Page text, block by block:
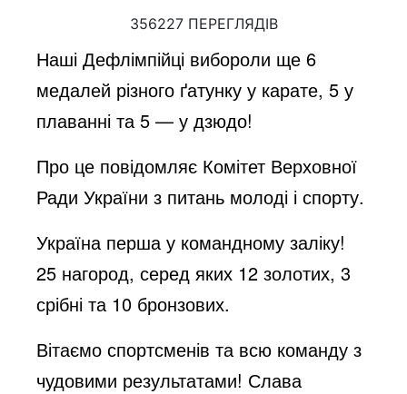
356227 ПЕРЕГЛЯДІВ
Наші Дефлімпійці вибороли ще 6
медалей різного ґатунку у карате, 5 у
плаванні та 5 — у дзюдо!
Про це повідомляє Комітет Верховної
Ради України з питань молоді і спорту.
Україна перша у командному заліку!
25 нагород, серед яких 12 золотих, 3
срібні та 10 бронзових.
Вітаємо спортсменів та всю команду з
чудовими результатами! Слава